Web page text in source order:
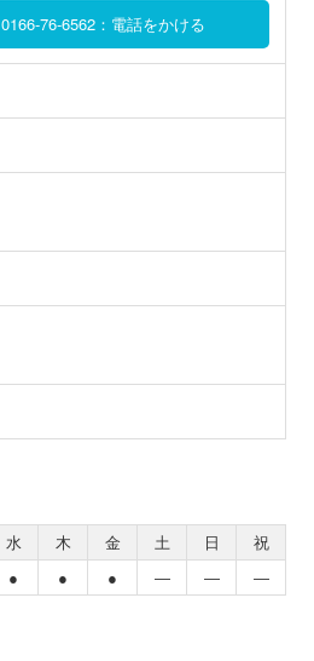
0166-76-6562：電話をかける
水 木 金 土 日
祝
● ● ● ― ―
―